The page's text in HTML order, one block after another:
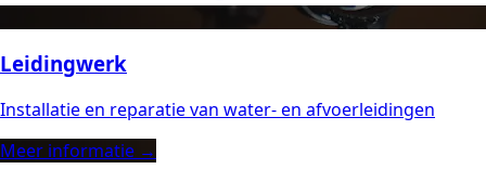
Leidingwerk
Installatie en reparatie van water- en afvoerleidingen
Meer informatie →